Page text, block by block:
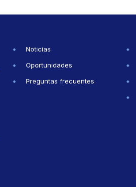
Noticias
Oportunidades
Preguntas frecuentes